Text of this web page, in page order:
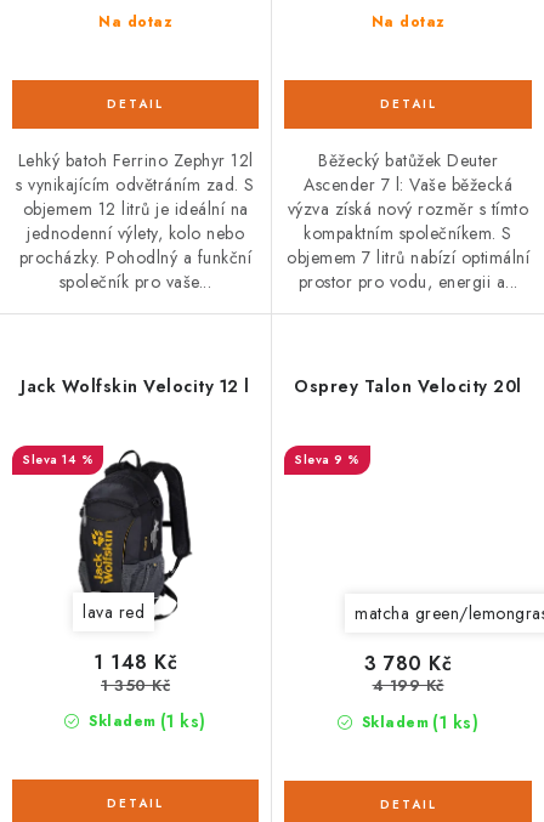
Na dotaz
Lehký batoh Ferrino Zephyr 12l
s vynikajícím odvětráním zad. S
objemem 12 litrů je ideální na
jednodenní výlety, kolo nebo
procházky. Pohodlný a funkční
společník pro vaše...
Na dotaz
Běžecký batůžek Deuter
Ascender 7 l: Vaše běžecká
výzva získá nový rozměr s tímto
kompaktním společníkem. S
objemem 7 litrů nabízí optimální
prostor pro vodu, energii a...
Jack Wolfskin Velocity 12 l
14 %
lava red
Skladem (1 ks)
1 148 Kč
1 350 Kč
Osprey Talon Velocity 20l
9 %
matcha green/
Skladem (1 ks)
3 780 Kč
4 199 Kč